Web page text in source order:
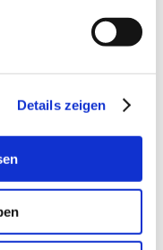
Details zeigen